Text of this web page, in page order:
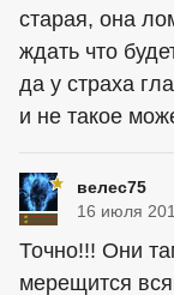
старая, она
ждать что
да у страха
и не такое
велес75
16 июля
Точно!!! Они
мерещится